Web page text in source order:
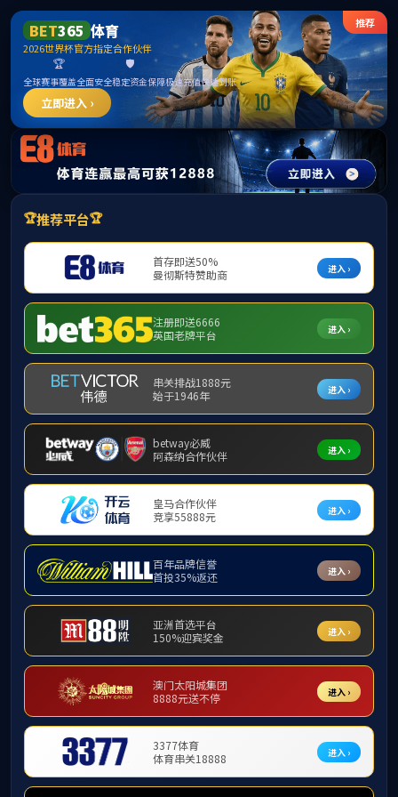
中国·必威(bw·西汉姆联)有限公司-Official
website
提示：访问地址无效，291/http:/twgz找不到对应的栏目！
首页 关闭此页